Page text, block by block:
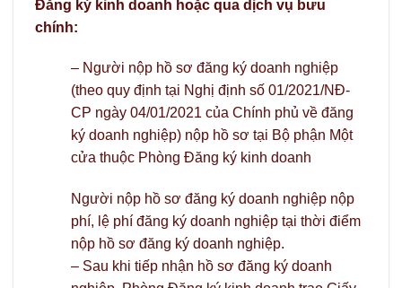
Đăng ký kinh doanh hoặc qua dịch vụ bưu
chính:
– Người nộp hồ sơ đăng ký doanh nghiệp
(theo quy định tại Nghị định số 01/2021/NĐ-
CP ngày 04/01/2021 của Chính phủ về đăng
ký doanh nghiệp) nộp hồ sơ tại Bộ phận Một
cửa thuộc Phòng Đăng ký kinh doanh
Người nộp hồ sơ đăng ký doanh nghiệp nộp
phí, lệ phí đăng ký doanh nghiệp tại thời điểm
nộp hồ sơ đăng ký doanh nghiệp.
– Sau khi tiếp nhận hồ sơ đăng ký doanh